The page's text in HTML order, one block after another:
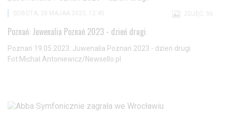
ZDJĘĆ: 56
SOBOTA, 20 MAJAA 2023, 12:45
Poznań: Juwenalia Poznań 2023 - dzień drugi
Poznań 19.05.2023: Juwenalia Poznań 2023 - dzień drugi
Fot:Michał Antoniewicz/Newsello.pl